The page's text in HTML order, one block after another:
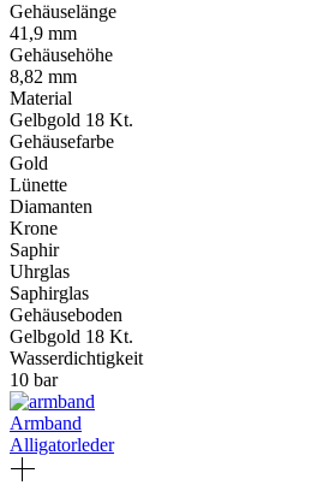
Gehäuselänge
41,9 mm
Gehäusehöhe
8,82 mm
Material
Gelbgold 18 Kt.
Gehäusefarbe
Gold
Lünette
Diamanten
Krone
Saphir
Uhrglas
Saphirglas
Gehäuseboden
Gelbgold 18 Kt.
Wasserdichtigkeit
10 bar
Armband
Alligatorleder